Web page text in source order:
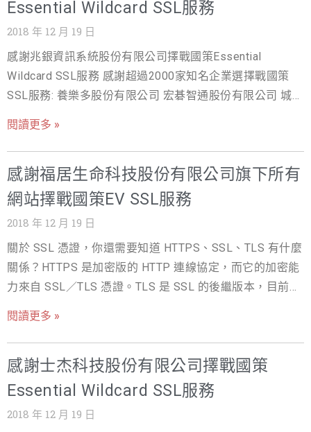
｜免費 SSL 申請
搭配優惠方案，可壓低平均年費。 選有「買貴退價差」保
障的服務商：有價差保障，就算之後看到更低價也不吃
虧。 ｜原廠官網 vs 代理商，差在哪？ 很多人以為跟原廠
買最保險，其實透過可靠的代理商採購，通常價格更好、
服務也更完整： 比較項目 原廠官網 代理商（如戰國策）
多為英文介面與客服 中文客服，溝通無障礙 安裝協助 多需
支援台幣多元付款、可開發票 ｜戰國策「買貴退價差」怎
麼運作 為了讓客戶買得安心，戰國策提供買貴退價差保
障：在符合條件的情況下，若買到比同規格更高的價格，
可依政策申請退還價差。搭配免費代客安裝與 24 小時中文
客服，等於把「怕買貴」和「怕不會裝」兩個顧慮一次解
決。詳細適用條件與辦法，請以 買貴退價差政策說明 頁公
告為準。 ｜結語 買 SSL 憑證想划算，順序是「先選對規
間逐家比價，不如選擇價格透明、又提供代客安裝與價差
保障的服務商，省錢也省心。想直接比較各方案費用，可
參考 SSL 憑證費用比較；不確定規格怎麼選，也可先看
國策 SSL 憑證服務，或致電免付費專線 0800-003-19
Essential Wildcard SSL服務
2018 年 12 月 19 日
感謝兆銀資訊系統股份有限公司擇戰國策Essential
Wildcard SSL服務 感謝超過2000家知名企業選擇戰國策
SSL服務: 養樂多股份有限公司 宏碁智通股份有限公司 城邦
公司 士林紙業股份有限公司 中美生技醫藥股份有限公司 空
中美語文教事業股份有限公司 中華徵信所企業股份有限公
司 愛上新鮮股份有限公司 御豹企業股份有限公司 晶化生技
擴增實境產業協會 福有旅行社有限公司 威翔航空科技股份
有限公司 兆銀資訊系統股份有限公司 選擇戰國策SSL的三
大服務優勢: 1.買2年SSL贈送六大好禮 2.免費試用90天，免
費提供安裝SSL服務 3.非本公司主機客戶買SSL，若貴站主
機商無法安裝SSL本公司將免費贈送虛擬主機一年 為貴公
購 https://www.nss.com.tw/e-commerce/ssl/ (現在加入
戰國策會員就送300元購物金) 若您有任何問題，歡迎您洽
詢戰國策24小時客服中心：7728-6078（手機直撥請加
閱讀更多 »
感謝福居生命科技股份有限公司旗下所有
網站擇戰國策EV SSL服務
2018 年 12 月 19 日
關於 SSL 憑證，你還需要知道 HTTPS、SSL、TLS 有什麼
關係？HTTPS 是加密版的 HTTP 連線協定，而它的加密能
力來自 SSL／TLS 憑證。TLS 是 SSL 的後繼版本，目前所
什麼？完整指南｜SSL 憑證費用比較｜SSL 憑證種類怎麼
選｜免費 SSL 申請
閱讀更多 »
感謝士杰科技股份有限公司擇戰國策
Essential Wildcard SSL服務
2018 年 12 月 19 日